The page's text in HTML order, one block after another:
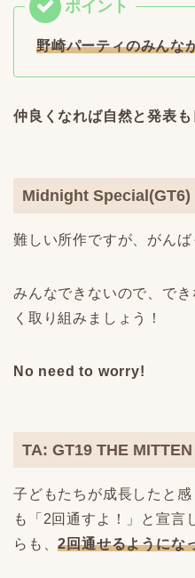
野崎パーティのみんな
仲良くなれば自然と発表
Midnight Special(GT6)
難しい所作ですが、がんば
みんなできないので、で
く取り組みましょう！
No need to worry!
TA: GT19 THE
子どもたちが成長したと
も「2回通すよ！」と宣言
らも、2回通せるようにな